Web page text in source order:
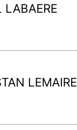
LABAERE
LEMAIRE